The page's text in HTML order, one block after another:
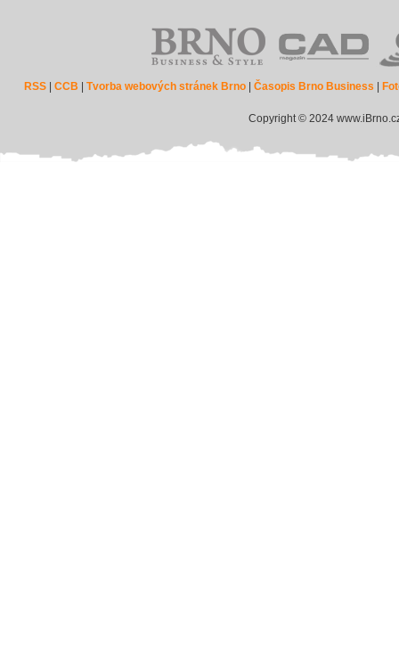
RSS |CCB |Tvorba webových stránek Brno |Časopis Brno Business
Copyright © 2024